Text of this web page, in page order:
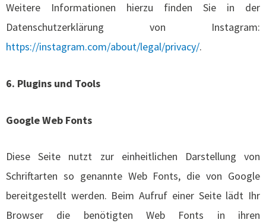
Weitere Informationen hierzu finden Sie in der
Datenschutzerklärung von Instagram:
https://instagram.com/about/legal/privacy/.
6. Plugins und Tools
Google Web Fonts
Diese Seite nutzt zur einheitlichen Darstellung von
Schriftarten so genannte Web Fonts, die von Google
bereitgestellt werden. Beim Aufruf einer Seite lädt Ihr
Browser die benötigten Web Fonts in ihren